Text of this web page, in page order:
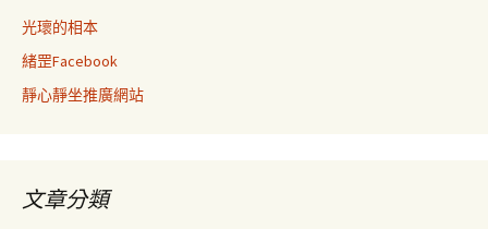
光瓌的相本
緒罡Facebook
靜心靜坐推廣網站
文章分類